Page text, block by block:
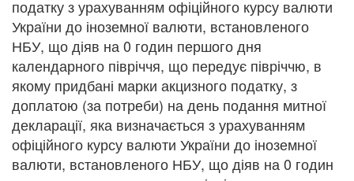
податку з урахуванням офіційного курсу валюти
України до іноземної валюти, встановленого
НБУ, що діяв на 0 годин першого дня
календарного півріччя, що передує півріччю, в
якому придбані марки акцизного податку, з
доплатою (за потреби) на день подання митної
декларації, яка визначається з урахуванням
офіційного курсу валюти України до іноземної
валюти, встановленого НБУ, що діяв на 0 годин